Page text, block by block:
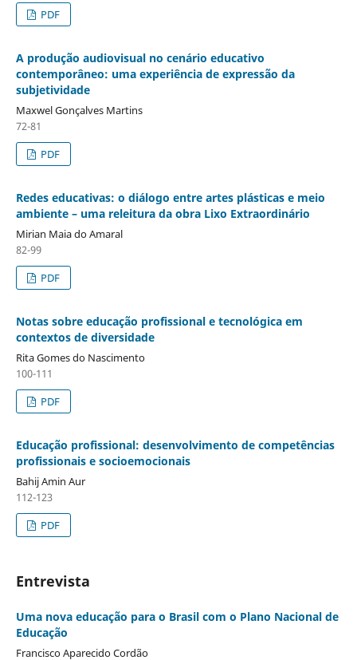
PDF
A produção audiovisual no cenário educativo
contemporâneo: uma experiência de expressão da
subjetividade
Maxwel Gonçalves Martins
72-81
PDF
Redes educativas: o diálogo entre artes plásticas e meio
ambiente – uma releitura da obra Lixo Extraordinário
Mirian Maia do Amaral
82-99
PDF
Notas sobre educação profissional e tecnológica em
contextos de diversidade
Rita Gomes do Nascimento
100-111
PDF
Educação profissional: desenvolvimento de competências
profissionais e socioemocionais
Bahij Amin Aur
112-123
PDF
Entrevista
Uma nova educação para o Brasil com o Plano Nacional de
Educação
Francisco Aparecido Cordão